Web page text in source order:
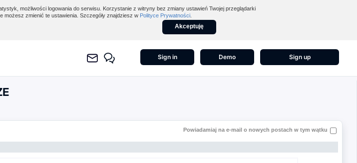
możliwości logowania do serwisu. Korzystanie z witryny bez zmiany ustawień Twojej przeglądarki
zmienić te ustawienia. Szczegóły znajdziesz w Polityce Prywatności
Akceptuję
Sign in Demo Sign up
Powiadamiaj na e-mail o nowych postach w tym wątku